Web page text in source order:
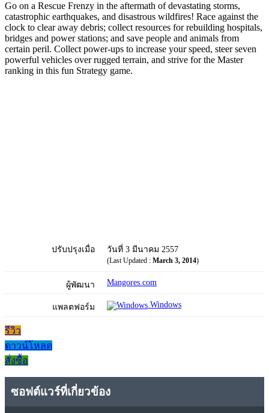
Go on a Rescue Frenzy in the aftermath of devastating storms,
catastrophic earthquakes, and disastrous wildfires! Race against the
clock to clear away debris; collect resources for rebuilding hospitals,
bridges and power stations; and save people and animals from
certain peril. Collect power-ups to increase your speed, steer seven
powerful vehicles over rugged terrain, and strive for the Master
ranking in this fun Strategy game.
ปรับปรุงเมื่อ วันที่ 3 มีนาคม 2557
(Last Updated : March 3, 2014)
ผู้พัฒนา Mangores.com
แพลตฟอร์ม Windows
รีวิว
ดาวน์โหลด
สั่งซื้อ
ซอฟต์แวร์ที่เกี่ยวข้อง